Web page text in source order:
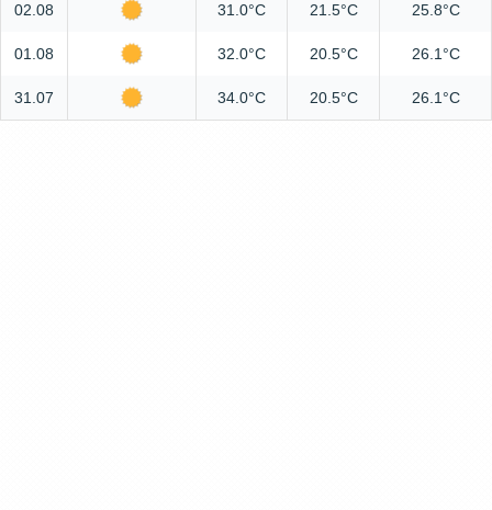
02.08 31.0°C 21.5°C 25.8°C
01.08 32.0°C 20.5°C 26.1°C
31.07 34.0°C 20.5°C 26.1°C